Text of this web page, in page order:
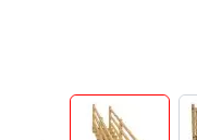
View